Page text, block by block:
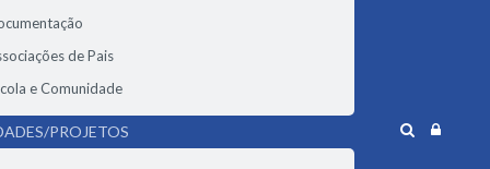
de Pais
e Comunidade
PROJETOS